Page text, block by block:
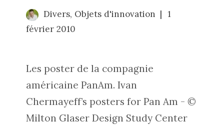
Divers, Objets d'innovation
1
février 2010
Les poster de la compagnie
américaine PanAm. Ivan
Chermayeff’s posters for Pan Am - ©
Milton Glaser Design Study Center